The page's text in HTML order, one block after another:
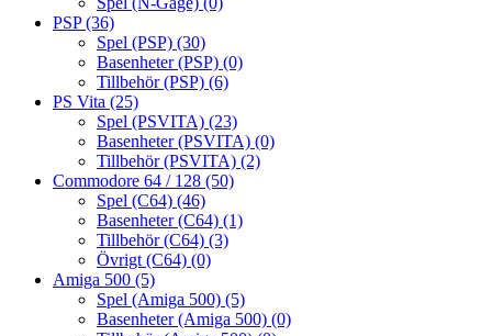
PSP(36)
Spel (PSP) (30)
Basenheter (PSP) (0)
Tillbehör (PSP) (6)
PS Vita (25)
Spel (PSVITA) (23)
Basenheter (PSVITA) (0)
Tillbehör (PSVITA) (2)
Commodore 64 / 128 (50)
Spel (C64) (46)
Basenheter (C64) (1)
Tillbehör (C64) (3)
Övrigt (C64) (0)
Amiga 500 (5)
Spel (Amiga 500) (5)
Basenheter (Amiga 500) (0)